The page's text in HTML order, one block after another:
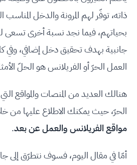
ذاته، توفّر لهم المرونة والدخل
بحياتهم، فيما نجد نسبة أخرى
جانبية بهدف تحقيق دخل إضافي، وفي
العمل الحرّ أو الفريلانس هو الحلّ
هنالك العديد من المنصات والمواقع
الحرّ، حيث يمكنك الاطلاع عليها من
مواقع الفريلانس والعمل عن بعد.
أمّا في مقال اليوم، فسوف نتطرّق